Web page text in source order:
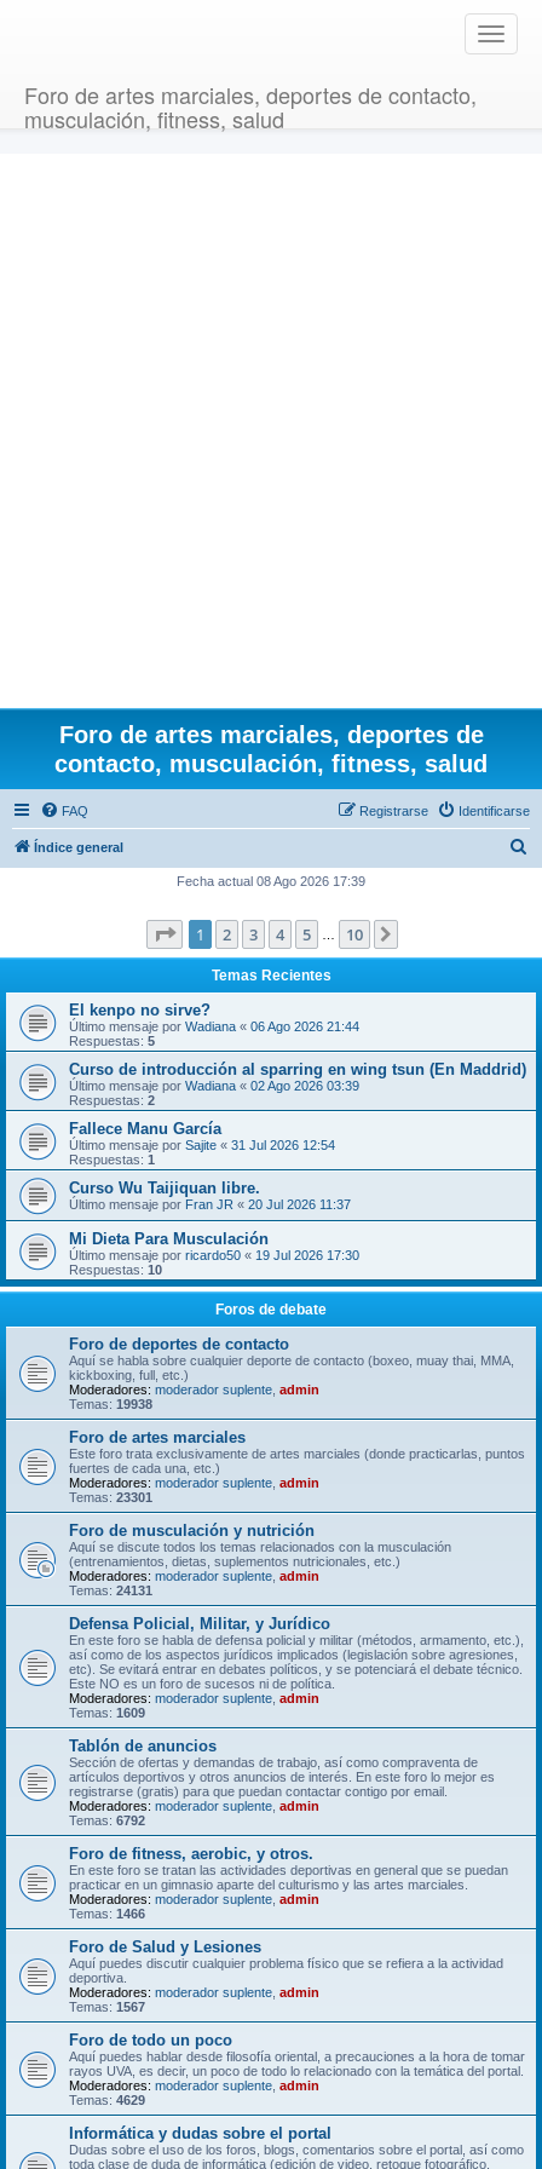
T
o
Foro de artes marciales, deportes de contacto,
musculación, fitness, salud
Foro de artes marciales, deportes de
contacto, musculación, fitness, salud
FAQ Identificarse
Registrarse
Índice general
a
r
Fecha actual 08 Ago 2026 17:39
Página de 10
1 2 3 4 5 10
Temas Recientes
El kenpo no sirve?
Último mensaje por Wadiana « 06 Ago 2026 21:44
Respuestas: 5
Curso de introducción al sparring en wing tsun (En Maddrid)
Último mensaje por Wadiana « 02 Ago 2026 03:39
Respuestas: 2
Fallece Manu García
Último mensaje por Sajite « 31 Jul 2026 12:54
Respuestas: 1
Curso Wu Taijiquan libre.
Último mensaje por Fran JR « 20 Jul 2026 11:37
Mi Dieta Para Musculación
Último mensaje por ricardo50 « 19 Jul 2026 17:30
Respuestas: 10
Foros de debate
Foro de deportes de contacto
Aquí se habla sobre cualquier deporte de contacto (boxeo, muay thai, MMA,
kickboxing, full, etc.)
Moderadores: moderador suplente admin
Temas: 19938
Foro de artes marciales
Este foro trata exclusivamente de artes marciales (donde practicarlas, puntos
fuertes de cada una, etc.)
Moderadores: moderador suplente admin
Temas: 23301
Foro de musculación y nutrición
Aquí se discute todos los temas relacionados con la musculación
(entrenamientos, dietas, suplementos nutricionales, etc.)
Moderadores: moderador suplente admin
Temas: 24131
Defensa Policial, Militar, y Jurídico
En este foro se habla de defensa policial y militar (métodos, armamento, etc.),
así como de los aspectos jurídicos implicados (legislación sobre agresiones,
etc). Se evitará entrar en debates políticos, y se potenciará el debate técnico.
Este NO es un foro de sucesos ni de política.
Moderadores: moderador suplente admin
Temas: 1609
Tablón de anuncios
Sección de ofertas y demandas de trabajo, así como compraventa de
artículos deportivos y otros anuncios de interés. En este foro lo mejor es
registrarse (gratis) para que puedan contactar contigo por email.
Moderadores: moderador suplente admin
Temas: 6792
Foro de fitness, aerobic, y otros.
En este foro se tratan las actividades deportivas en general que se puedan
practicar en un gimnasio aparte del culturismo y las artes marciales.
Moderadores: moderador suplente admin
Temas: 1466
Foro de Salud y Lesiones
Aquí puedes discutir cualquier problema físico que se refiera a la actividad
deportiva.
Moderadores: moderador suplente admin
Temas: 1567
Foro de todo un poco
Aquí puedes hablar desde filosofía oriental, a precauciones a la hora de tomar
rayos UVA, es decir, un poco de todo lo relacionado con la temática del portal.
Moderadores: moderador suplente admin
Temas: 4629
Informática y dudas sobre el portal
Dudas sobre el uso de los foros, blogs, comentarios sobre el portal, así como
toda clase de duda de informática (edición de video, retoque fotográfico,